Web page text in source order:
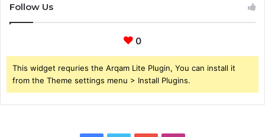
Follow Us
0
This widget requries the Arqam Lite Plugin, You can install it
from the Theme settings menu > Install Plugins.